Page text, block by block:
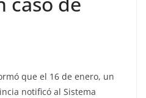
que el 16 de enero, un
notificó al Sistema